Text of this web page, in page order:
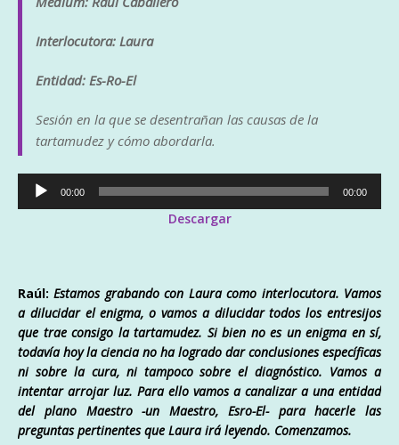
Interlocutora: Laura
Entidad: Es-Ro-El
Sesión en la que se desentrañan las causas de la
tartamudez y cómo abordarla.
Reproductor
00:00 00:00
Descargar
Raúl: Estamos grabando con Laura como interlocutora. Vamos
a dilucidar el enigma, o vamos a dilucidar todos los entresijos
que trae consigo la tartamudez. Si bien no es un enigma en sí,
todavía hoy la ciencia no ha logrado dar conclusiones específicas
ni sobre la cura, ni tampoco sobre el diagnóstico. Vamos a
intentar arrojar luz. Para ello vamos a canalizar a una entidad
del plano Maestro -un Maestro, Esro-El- para hacerle las
preguntas pertinentes que Laura irá leyendo. Comenzamos.